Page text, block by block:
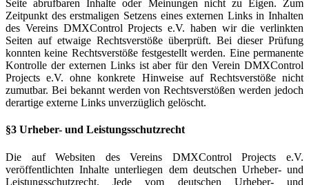
Seite abrufbaren Inhalte oder Meinungen nicht zu Eigen. Zum
Zeitpunkt des erstmaligen Setzens eines externen Links in Inhalten
des Vereins DMXControl Projects e.V. haben wir die verlinkten
Seiten auf etwaige Rechtsverstöße überprüft. Bei dieser Prüfung
konnten keine Rechtsverstöße festgestellt werden. Eine permanente
Kontrolle der externen Links ist aber für den Verein DMXControl
Projects e.V. ohne konkrete Hinweise auf Rechtsverstöße nicht
zumutbar. Bei bekannt werden von Rechtsverstößen werden jedoch
derartige externe Links unverzüglich gelöscht.
§3 Urheber- und Leistungsschutzrecht
Die auf Websiten des Vereins DMXControl Projects e.V.
veröffentlichten Inhalte unterliegen dem deutschen Urheber- und
Leistungsschutzrecht. Jede vom deutschen Urheber- und